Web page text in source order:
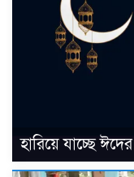
হারিয়ে যাচ্ছে